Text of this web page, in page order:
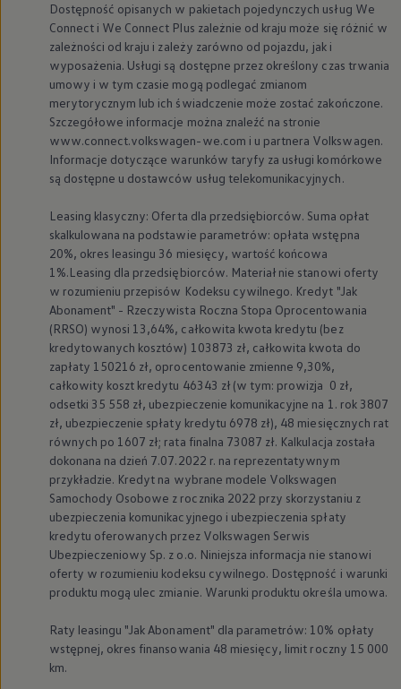
Dostępność opisanych w pakietach pojedynczych usług We
Connect i We Connect Plus zależnie od kraju może się różnić w
zależności od kraju i zależy zarówno od pojazdu, jak i
wyposażenia. Usługi są dostępne przez określony czas trwania
umowy i w tym czasie mogą podlegać zmianom
merytorycznym lub ich świadczenie może zostać zakończone.
Szczegółowe informacje można znaleźć na stronie
www.connect.volkswagen-we.com i u partnera Volkswagen.
Informacje dotyczące warunków taryfy za usługi komórkowe
są dostępne u dostawców usług telekomunikacyjnych.
Leasing klasyczny: Oferta dla przedsiębiorców. Suma opłat
skalkulowana na podstawie parametrów: opłata wstępna
20%, okres leasingu 36 miesięcy, wartość końcowa
1%.Leasing dla przedsiębiorców. Materiał nie stanowi oferty
w rozumieniu przepisów Kodeksu cywilnego. Kredyt "Jak
Abonament" - Rzeczywista Roczna Stopa Oprocentowania
(RRSO) wynosi 13,64%, całkowita kwota kredytu (bez
kredytowanych kosztów) 103873 zł, całkowita kwota do
zapłaty 150216 zł, oprocentowanie zmienne 9,30%,
całkowity koszt kredytu 46343 zł (w tym: prowizja 0 zł,
odsetki 35 558 zł, ubezpieczenie komunikacyjne na 1. rok 3807
zł, ubezpieczenie spłaty kredytu 6978 zł), 48 miesięcznych rat
równych po 1607 zł; rata finalna 73087 zł. Kalkulacja została
dokonana na dzień 7.07.2022 r. na reprezentatywnym
przykładzie. Kredyt na wybrane modele Volkswagen
Samochody Osobowe z rocznika 2022 przy skorzystaniu z
ubezpieczenia komunikacyjnego i ubezpieczenia spłaty
kredytu oferowanych przez Volkswagen Serwis
Ubezpieczeniowy Sp. z o.o. Niniejsza informacja nie stanowi
oferty w rozumieniu kodeksu cywilnego. Dostępność i warunki
produktu mogą ulec zmianie. Warunki produktu określa umowa.
Raty leasingu "Jak Abonament" dla parametrów: 10% opłaty
wstępnej, okres finansowania 48 miesięcy, limit roczny 15 000
km.